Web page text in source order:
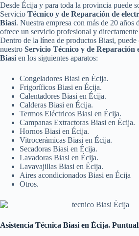
Desde Écija y para toda la provincia puede
Servicio Técnico y de Reparación de
Biasi. Nuestra empresa con más de 20 años
ofrece un servicio profesional y
Dentro de la línea de productos Biasi, puede
nuestro Servicio Técnico y de Reparación
Biasi en los siguientes aparatos:
Congeladores Biasi en Écija.
Frigoríficos Biasi en Écija.
Calentadores Biasi en Écija.
Calderas Biasi en Écija.
Termos Eléctricos Biasi en Écija.
Campanas Extractoras Biasi en Écija.
Hornos Biasi en Écija.
Vitrocerámicas Biasi en Écija.
Secadoras Biasi en Écija.
Lavadoras Biasi en Écija.
Lavavajillas Biasi en Écija.
Aires acondicionados Biasi en Écija
Otros.
Asistencia Técnica Biasi en Écija.